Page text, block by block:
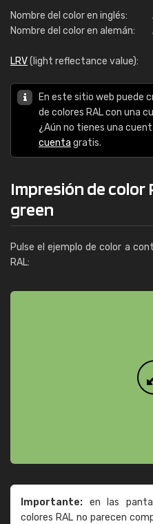
Nombre del color en inglés:
Nombre del color en alemán:
LRV(light reflectance value):
En este sitio web puede
de colores RAL con una
¿Aún no tienes una
cuenta gratis.
Impresión de color
green
Pulse el ejemplo de color a
RAL:
Importante: en las
colores RAL no parecen